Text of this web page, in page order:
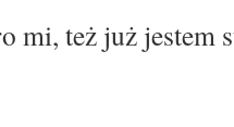
mi, też już jestem